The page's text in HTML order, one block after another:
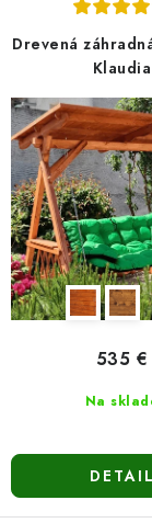
Hodnotenie
Vrátenie, výmena
r
d
u
k
t
o
v
e
r
o
d
u
k
t
o
v
Drevená
Klaudia
Na
535 €
DETAIL